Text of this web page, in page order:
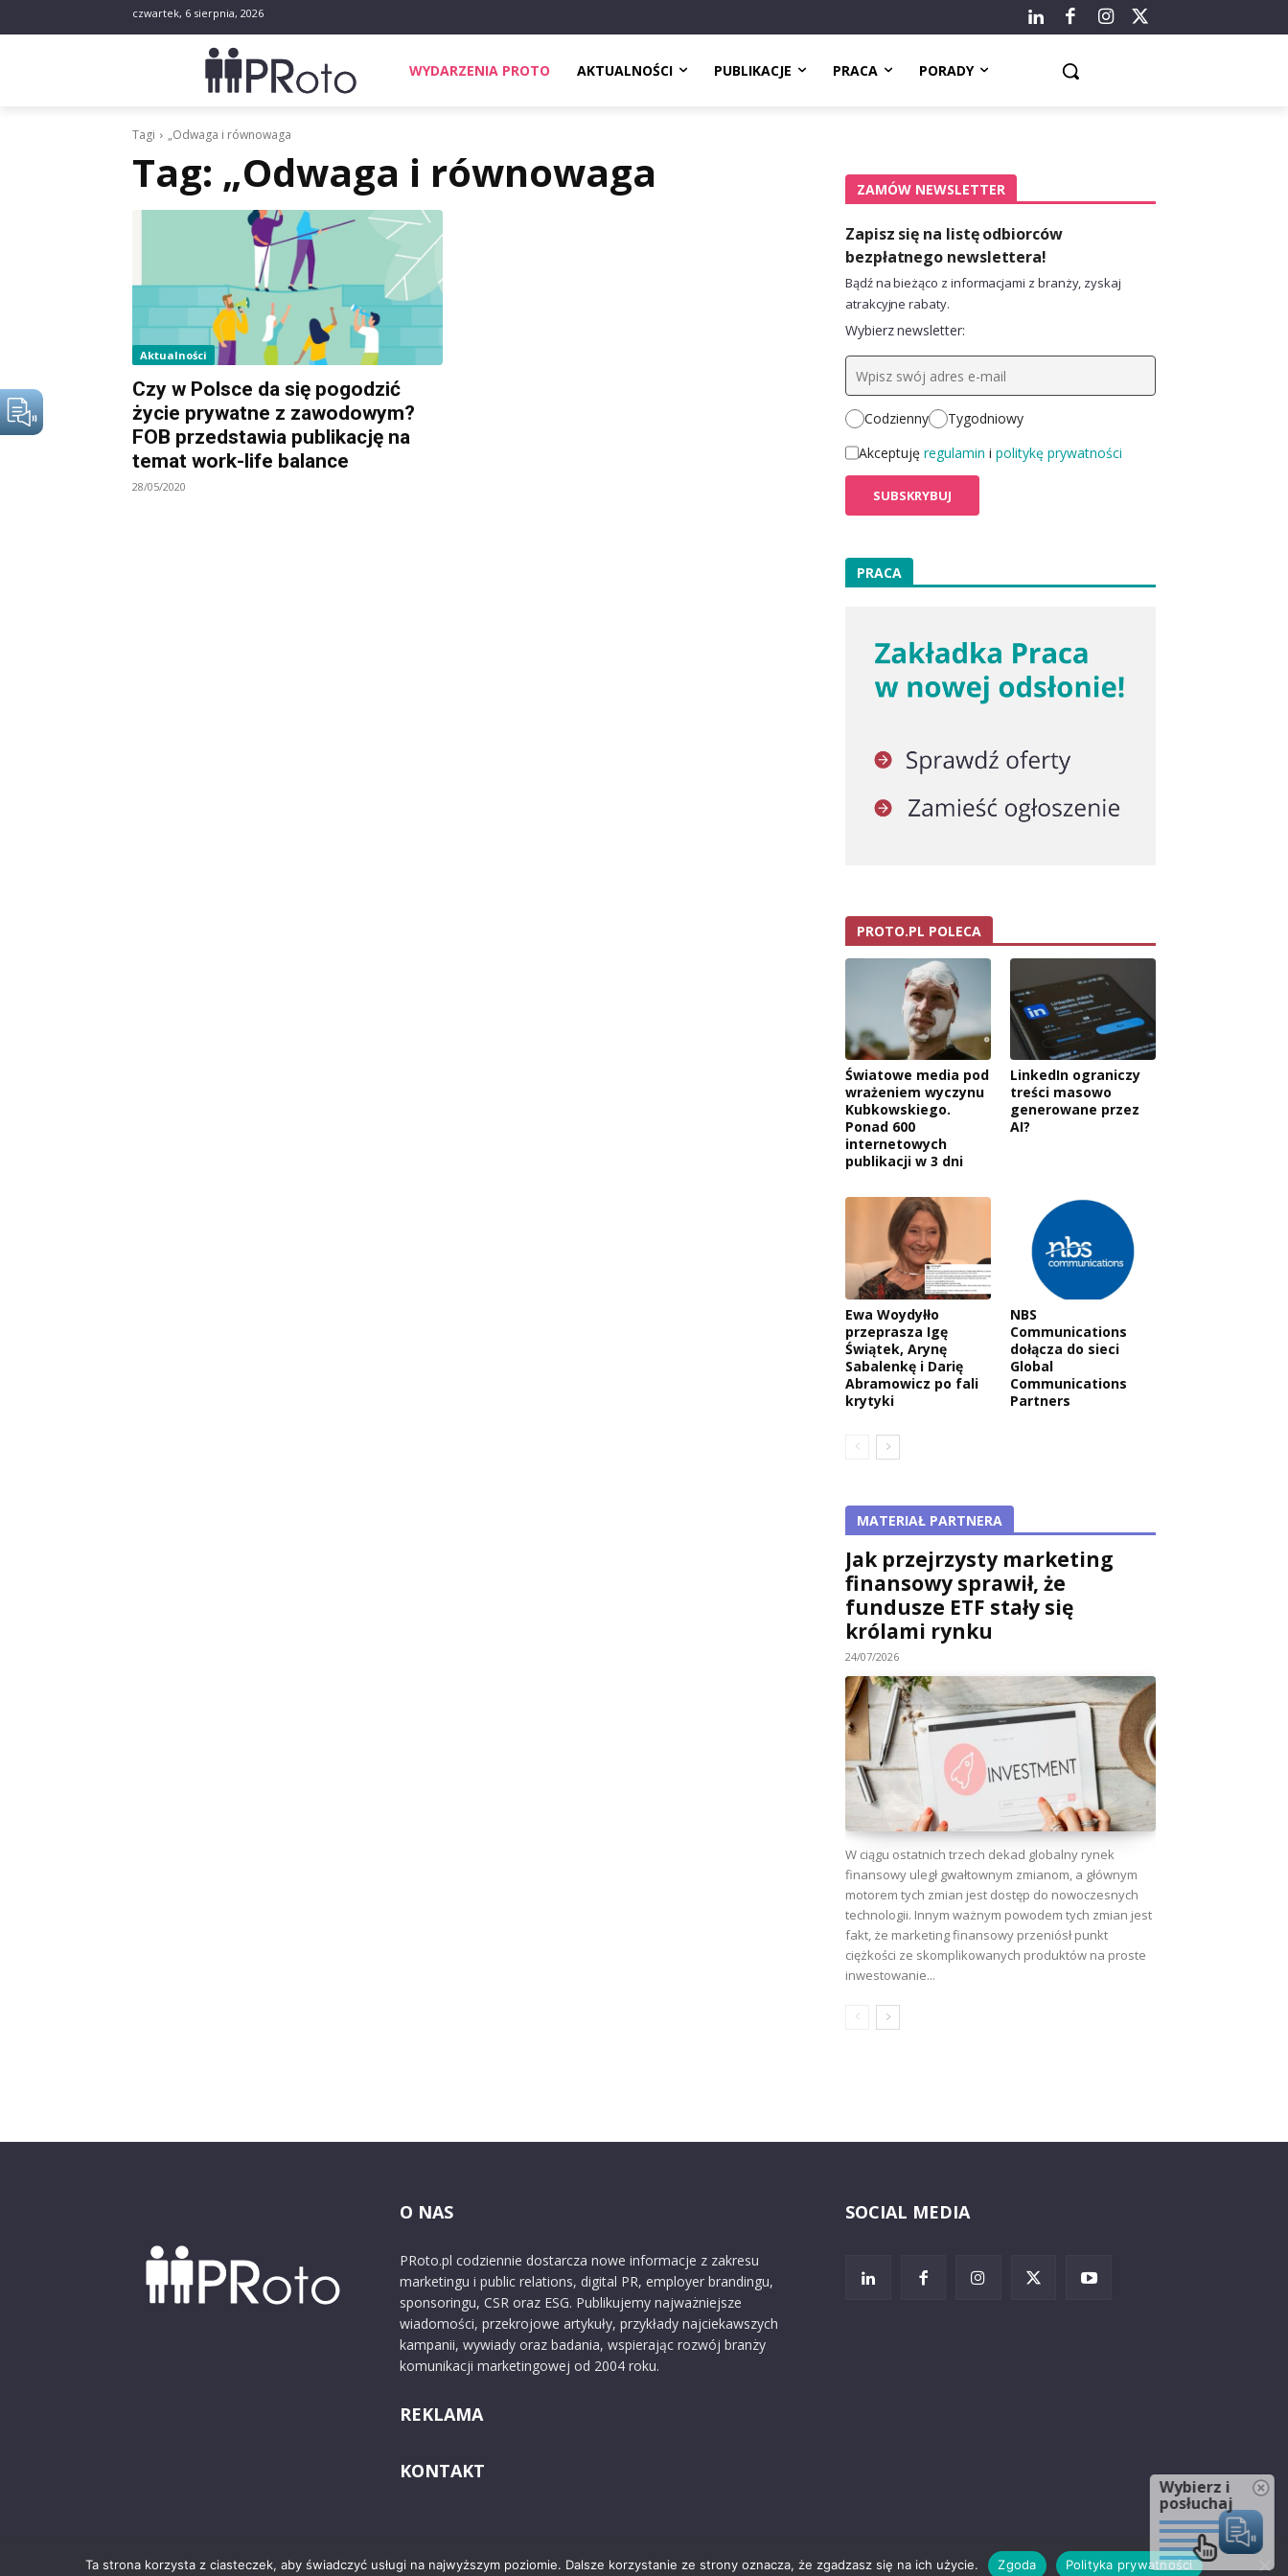
czwartek, 6 sierpnia, 2026
WYDARZENIA PROTO AKTUALNOŚCI PUBLIKACJE PRACA PORADY
Tagi „Odwaga i równowaga
Tag: „Odwaga i równowaga
Aktualności
Czy w Polsce da się pogodzić
życie prywatne z zawodowym?
FOB przedstawia publikację na
temat work-life balance
28/05/2020
ZAMÓW NEWSLETTER
Zapisz się na listę odbiorców
bezpłatnego newslettera!
Bądź na bieżąco z informacjami z branży, zyskaj
atrakcyjne rabaty.
Wybierz newsletter:
Codzienny
Tygodniowy
Akceptuję regulamin i politykę prywatności
PRACA
PROTO.PL POLECA
Światowe media pod
wrażeniem wyczynu
Kubkowskiego.
Ponad 600
internetowych
publikacji w 3 dni
LinkedIn ograniczy
treści masowo
generowane przez
AI?
Ewa Woydyłło
przeprasza Igę
Świątek, Arynę
Sabalenkę i Darię
Abramowicz po fali
krytyki
NBS
Communications
dołącza do sieci
Global
Communications
Partners
MATERIAŁ PARTNERA
Jak przejrzysty marketing
finansowy sprawił, że
fundusze ETF stały się
królami rynku
24/07/2026
W ciągu ostatnich trzech dekad globalny rynek
finansowy uległ gwałtownym zmianom, a głównym
motorem tych zmian jest dostęp do nowoczesnych
technologii. Innym ważnym powodem tych zmian jest
fakt, że marketing finansowy przeniósł punkt
ciężkości ze skomplikowanych produktów na proste
inwestowanie...
O NAS
PRoto.pl codziennie dostarcza nowe informacje z zakresu
marketingu i public relations, digital PR, employer brandingu,
sponsoringu, CSR oraz ESG. Publikujemy najważniejsze
wiadomości, przekrojowe artykuły, przykłady najciekawszych
kampanii, wywiady oraz badania, wspierając rozwój branży
komunikacji marketingowej od 2004 roku.
REKLAMA
KONTAKT
SOCIAL MEDIA
Ta strona korzysta z ciasteczek, aby świadczyć usługi na najwyższym poziomie. Dalsze korzystanie ze strony oznacza, że zgadzasz się na ich użycie. Zgoda Polityka prywatności
Wybierz i
posłuchaj